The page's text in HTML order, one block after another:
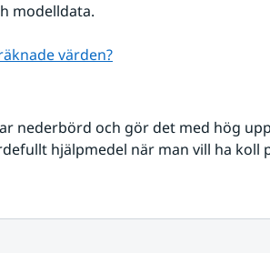
modelldata.
värden?
nederbörd och gör det med hög
hjälpmedel när man vill ha koll